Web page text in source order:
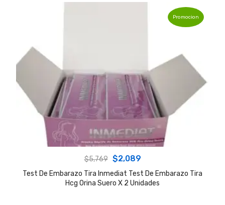
Promocion
$5,769 Original
price
was:
$2,089Current
price
is:
Test De Embarazo Tira Inmediat Test De Embarazo Tira
Hcg Orina Suero X 2 Unidades